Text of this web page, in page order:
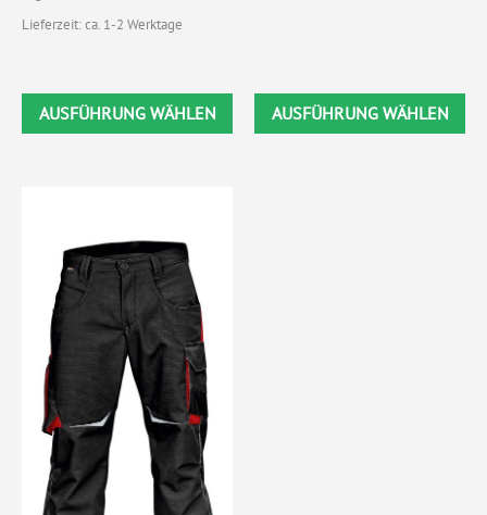
Lieferzeit: ca. 1-2 Werktage
AUSFÜHRUNG WÄHLEN AUSFÜHRUNG WÄHLEN
mehrere
Varianten
auf.
Optionen
können
auf